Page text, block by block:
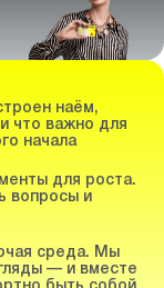
наём,
что важно для
начала
для роста.
вопросы и
среда. Мы
— и вместе